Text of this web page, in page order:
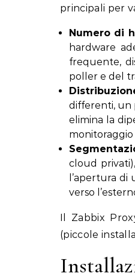
principali per
Numero di
hardware
frequente,
poller e del
differenti, un
elimina la
cloud
l’apertura
verso
Il Zabbix
(piccole